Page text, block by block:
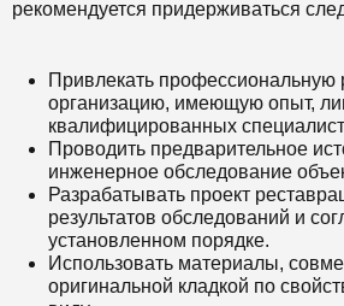
рекомендуется придерживаться
Привлекать профессиональную
организацию, имеющую опыт,
квалифицированных
Проводить предварительное
инженерное обследование
Разрабатывать проект
результатов обследований и
установленном порядке.
Использовать материалы,
оригинальной кладкой по